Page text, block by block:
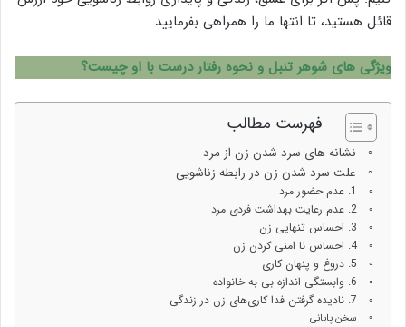
قائل هستید، تا انتها ما را همراهی بفرمایید.
ویژگی های شوهر تنبل و نحوه رفتار درست با او چیست؟
فهرست مطالب
نشانه های سرد شدن زن از مرد
علت سرد شدن زن در رابطه زناشویی
1. عدم حضور مرد
2. عدم رعایت بهداشت فردی مرد
3. احساس تنهایی زن
4. احساس نا امنی کردن زن
5. دروغ و پنهان کاری
6. وابستگی اندازه بی به خانواده
7. نادیده گرفتن فدا کاری‌های زن در زندگی
سخن پایانی